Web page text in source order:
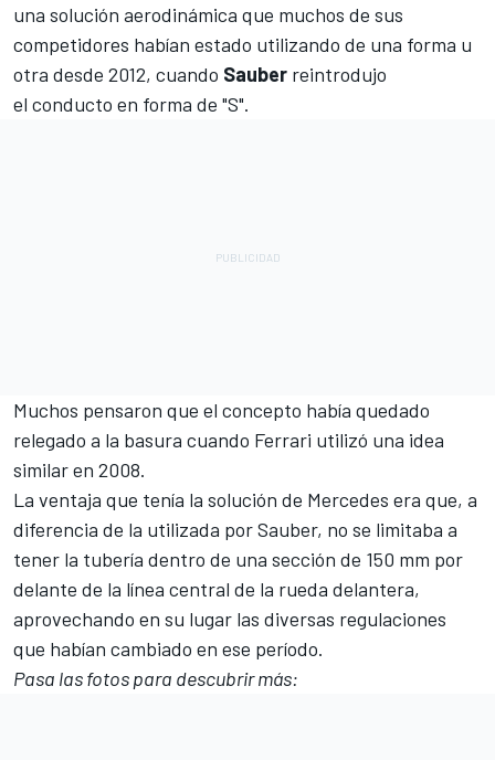
una solución aerodinámica que muchos de sus
competidores habían estado utilizando de una forma u
otra desde 2012, cuando Sauber reintrodujo
el conducto en forma de "S".
Muchos pensaron que el concepto había quedado
relegado a la basura cuando Ferrari utilizó una idea
similar en 2008.
La ventaja que tenía la solución de Mercedes era que, a
diferencia de la utilizada por Sauber, no se limitaba a
tener la tubería dentro de una sección de 150 mm por
delante de la línea central de la rueda delantera,
aprovechando en su lugar las diversas regulaciones
que habían cambiado en ese período.
Pasa las fotos para descubrir más: